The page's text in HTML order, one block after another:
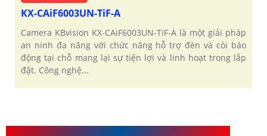
KX-CAiF6003UN-TiF-A
Camera KBvision KX-CAiF6003UN-TiF-A là một giải pháp
an ninh đa năng với chức năng hỗ trợ đèn và còi báo
động tại chỗ mang lại sự tiện lợi và linh hoạt trong lắp
đặt. Công nghệ...